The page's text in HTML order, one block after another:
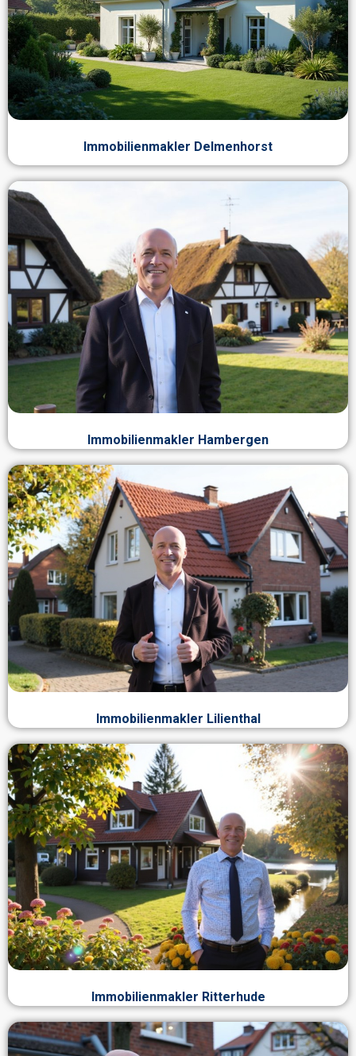
Immobilienmakler Delmenhorst
Immobilienmakler Hambergen
Immobilienmakler Lilienthal
Immobilienmakler Ritterhude